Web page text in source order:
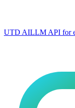
UTD AILLM API for